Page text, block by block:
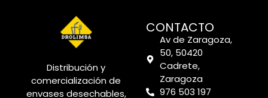
Distribución y
comercialización de
envases desechables,
CONTACTO
Av de Zaragoza,
50, 50420
Cadrete,
Zaragoza
976 503 197